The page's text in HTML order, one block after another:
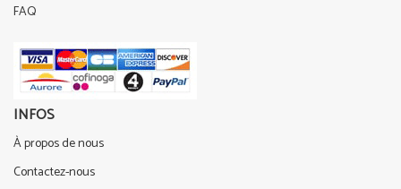
FAQ
INFOS
À propos de nous
Contactez-nous